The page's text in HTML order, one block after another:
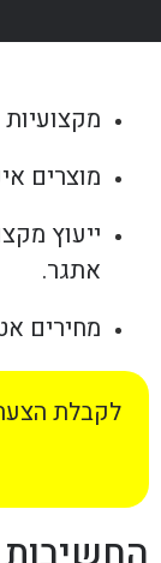
מקצועיות
מוצרים
ייעוץ
אתגר.
מחירים
לקבלת